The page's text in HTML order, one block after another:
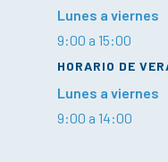
Lunes a viernes
9:00 a 15:00
HORARIO DE
Lunes a viernes
9:00 a 14:00